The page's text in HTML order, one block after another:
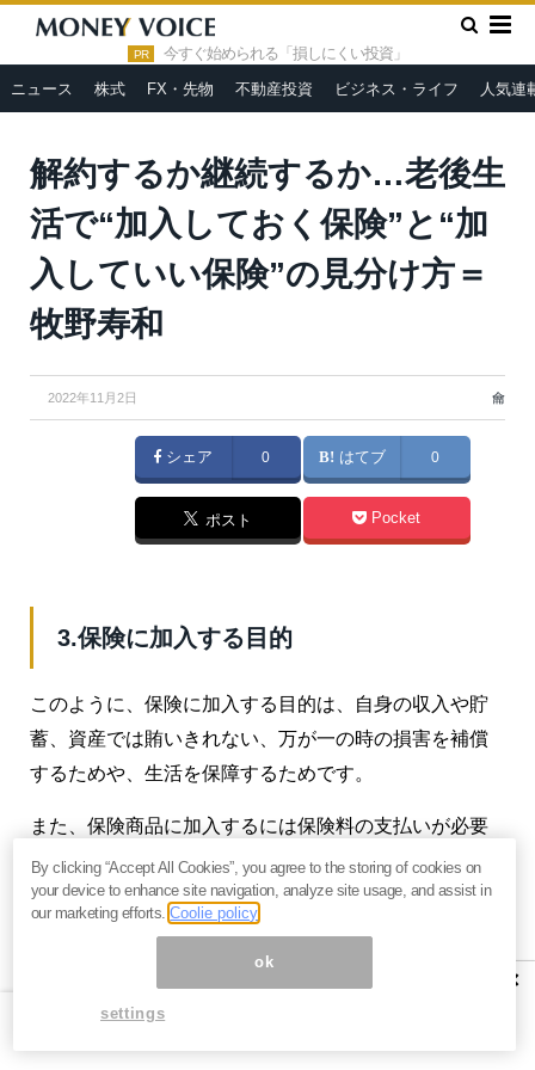
PR 今すぐ始められる「損しにくい投資」
ニュース 株式 FX・先物 不動産投資 ビジネス・ライフ 人気連
HOME » 龠 »
解約するか継続するか…老後生活で“加入してお
く保険”と“加入していい保険”の見分け方＝牧野寿和
解約するか継続するか…老後生
活で“加入しておく保険”と“加
入していい保険”の見分け方＝
牧野寿和
2022年11月2日 龠
シェア 0 はてブ 0
ポスト Pocket
3.保険に加入する目的
このように、保険に加入する目的は、自身の収入や貯
蓄、資産では賄いきれない、万が一の時の損害を補償
するためや、生活を保障するためです。
また、保険商品に加入するには保険料の支払いが必要
になります。必要以上の補償、保障の保険に加入すれ
ば、その分、保険料の負担も増えます。
×
By clicking “Accept All Cookies”, you agree to the storing of cookies on
your device to enhance site navigation, analyze site usage, and assist in
our marketing efforts.Coolie policy
ok
settings